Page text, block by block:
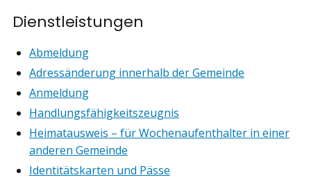
Dienstleistungen
Abmeldung
Adressänderung innerhalb der Gemeinde
Anmeldung
Handlungsfähigkeitszeugnis
Heimatausweis – für Wochenaufenthalter in einer
anderen Gemeinde
Identitätskarten und Pässe